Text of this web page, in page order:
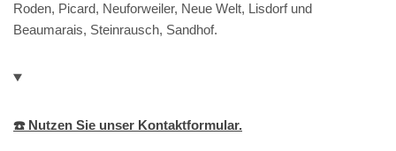
Roden, Picard, Neuforweiler, Neue Welt, Lisdorf und
Beaumarais, Steinrausch, Sandhof.
☎️ Nutzen Sie unser Kontaktformular.